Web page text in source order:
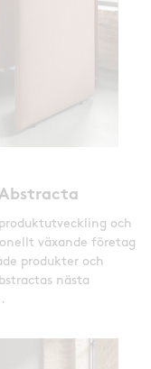
och
växande företag
produkter och
nästa